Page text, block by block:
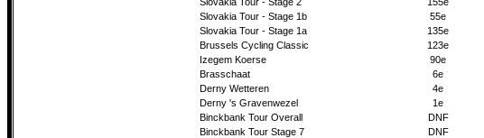
Slovakia Tour - Stage 1b
55e
Slovakia Tour - Stage 1a
135e
Brussels Cycling Classic
123e
Izegem Koerse
90e
Brasschaat
6e
Derny Wetteren
4e
Derny 's Gravenwezel
1e
Binckbank Tour Overall
DNF
Binckbank Tour Stage 7
DNF